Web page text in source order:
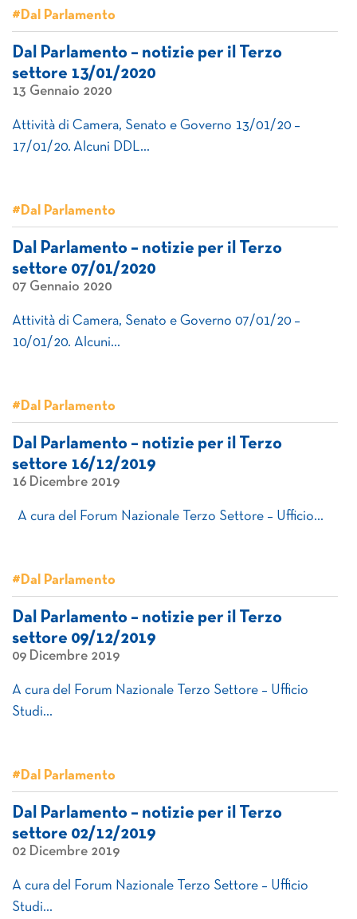
#Dal Parlamento
Dal Parlamento – notizie per il Terzo
settore 13/01/2020
13 Gennaio 2020
Attività di Camera, Senato e Governo 13/01/20 –
17/01/20. Alcuni DDL…
#Dal Parlamento
Dal Parlamento – notizie per il Terzo
settore 07/01/2020
07 Gennaio 2020
Attività di Camera, Senato e Governo 07/01/20 –
10/01/20. Alcuni…
#Dal Parlamento
Dal Parlamento – notizie per il Terzo
settore 16/12/2019
16 Dicembre 2019
A cura del Forum Nazionale Terzo Settore – Ufficio…
#Dal Parlamento
Dal Parlamento – notizie per il Terzo
settore 09/12/2019
09 Dicembre 2019
A cura del Forum Nazionale Terzo Settore – Ufficio
Studi…
#Dal Parlamento
Dal Parlamento – notizie per il Terzo
settore 02/12/2019
02 Dicembre 2019
A cura del Forum Nazionale Terzo Settore – Ufficio
Studi…